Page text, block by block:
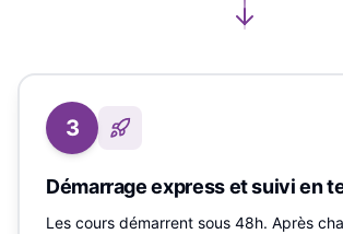
3
Démarrage express et suivi en
Les cours démarrent sous 48h. Après